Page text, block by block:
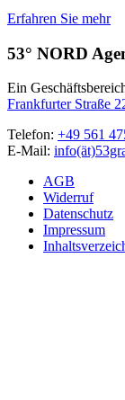
Erfahren Sie mehr
53° NORD
Ein
Frankfurter Straße
Telefon: +49 561
E-Mail:
AGB
Widerruf
Datenschutz
Impressum